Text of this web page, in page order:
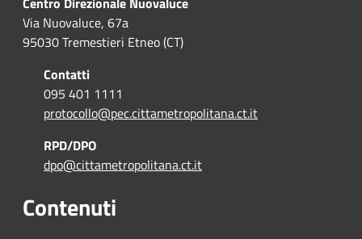
Via Nuovaluce, 67a
95030 Tremestieri Etneo (CT)
Contatti
095 401 1111
protocollo@pec.cittametropolitana.ct.it
RPD/DPO
dpo@cittametropolitana.ct.it
Contenuti